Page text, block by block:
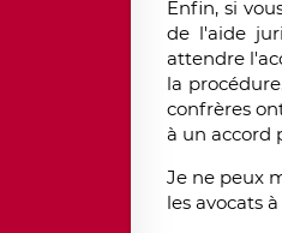
Enfin, si
de l'aide
attendre
la
confrères
à un accord
Je ne peux
les avocats